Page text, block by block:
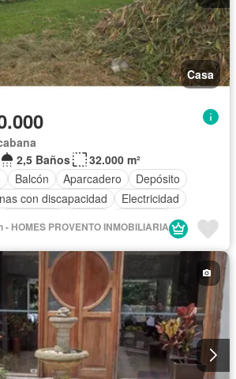
Casa
2,5 Baños
32.000 m²
Balcón Aparcadero
Depósito
con discapacidad
Electricidad
Sauna
Seguridad privada
Piscina Cancha de tenis Agua
HOMES PROVENTO INMOBILIARIA